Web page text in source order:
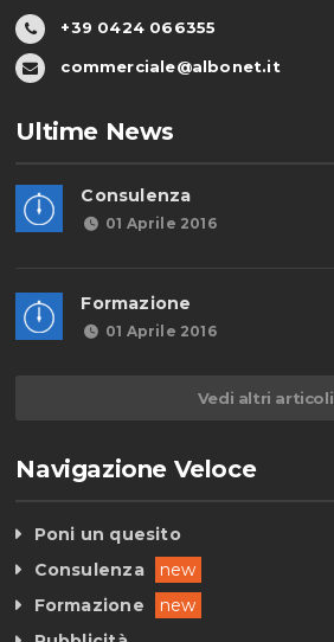
+39 0424 066355
commerciale@albonet.it
Ultime News
Consulenza
01 Aprile 2016
Formazione
01 Aprile 2016
Vedi altri articoli
Navigazione Veloce
Poni un quesito
Consulenza
new
Formazione
new